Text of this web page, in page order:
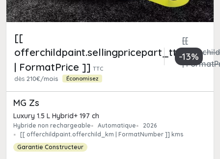
[[
offerchildpaint.sellingpricepart_ttc
| FormatPrice ]] TTC
[[
|
dès 210€/mois Économisez
-13%
MG Zs
Luxury 1.5 L Hybrid+ 197 ch
Hybride non rechargeable Automatique
2026
[[ offerchildpaint.offerchild_km | FormatNumber ]] kms
Garantie Constructeur